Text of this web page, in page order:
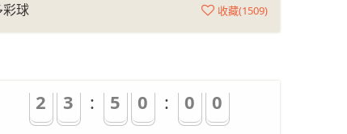
彩球 收藏(1509)
2 3 : 5 0 : 0 0